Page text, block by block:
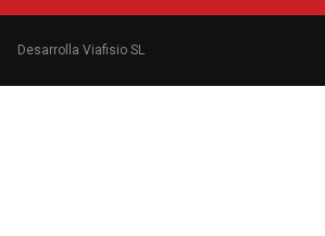
Desarrolla Viafisio SL